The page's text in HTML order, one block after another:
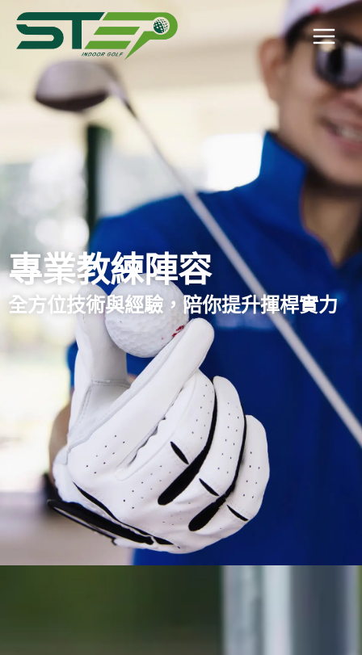
Main
Menu
專業教練陣容
全方位技術與經驗，陪你提升揮桿實力